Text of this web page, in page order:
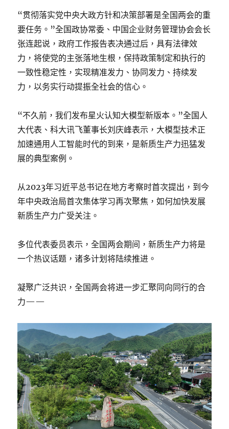
“贯彻落实党中央大政方针和决策部署是全国两会的重
要任务。”全国政协常委、中国企业财务管理协会会长
张连起说，政府工作报告表决通过后，具有法律效
力，将使党的主张落地生根，保持政策制定和执行的
一致性稳定性，实现精准发力、协同发力、持续发
力，以务实行动提振全社会的信心。
“不久前，我们发布星火认知大模型新版本。”全国人
大代表、科大讯飞董事长刘庆峰表示，大模型技术正
加速通用人工智能时代的到来，是新质生产力迅猛发
展的典型案例。
从2023年习近平总书记在地方考察时首次提出，到今
年中央政治局首次集体学习再次聚焦，如何加快发展
新质生产力广受关注。
多位代表委员表示，全国两会期间，新质生产力将是
一个热议话题，诸多计划将陆续推进。
凝聚广泛共识，全国两会将进一步汇聚同向同行的合
力——